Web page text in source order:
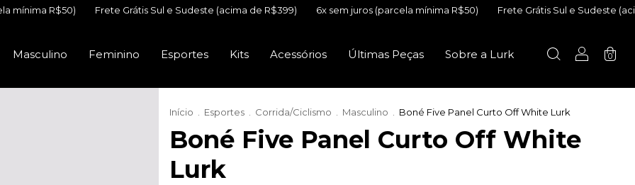
Frete Grátis Sul e Sudeste (acima de R$399) 6x sem juros (parcela mínima R$50) Frete Grátis Sul e Sudeste (acima de R$399)
Masculino Feminino Esportes Kits Acessórios Últimas Peças Sobre a Lurk 0
Início Esportes Corrida/Ciclismo Masculino Boné Five Panel Curto Off White Lurk
Boné Five Panel Curto Off White
Lurk